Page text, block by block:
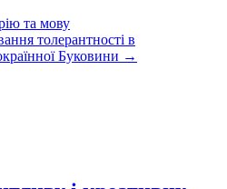
та мову
толерантності в
Буковини →